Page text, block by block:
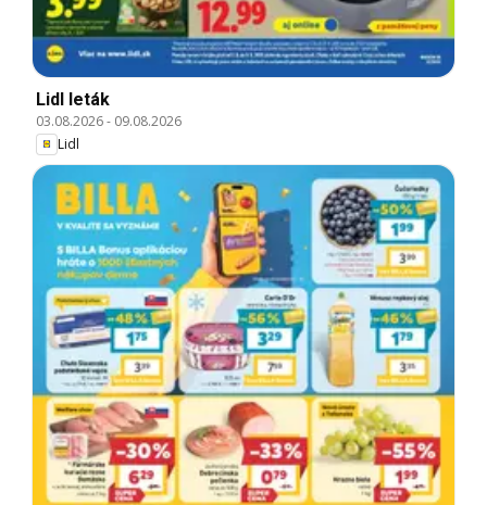
Lidl leták
03.08.2026- 09.08.2026
Lidl